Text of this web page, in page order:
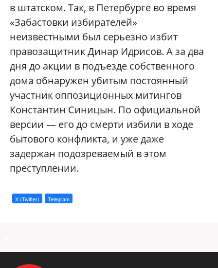
в штатском. Так, в Петербурге во время
«Забастовки избирателей»
неизвестными был серьезно избит
правозащитник Динар Идрисов. А за два
дня до акции в подъезде собственного
дома обнаружен убитым постоянный
участник оппозиционных митингов
Константин Синицын. По официальной
версии — его до смерти избили в ходе
бытового конфликта, и уже даже
задержан подозреваемый в этом
преступлении.
X (Twitter) Telegram